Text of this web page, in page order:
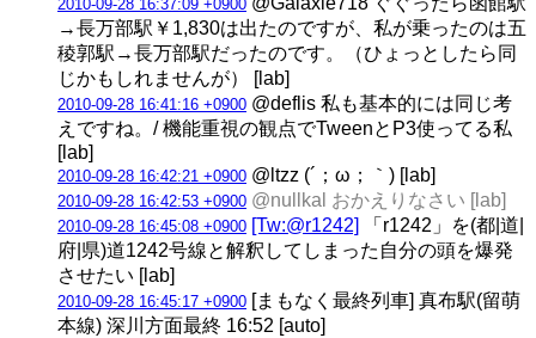
2010-09-28 16:37:09 +0900
→長万部駅￥1,830は出たのですが、私が乗ったのは五
稜郭駅→長万部駅だったのです。（ひょっとしたら同
じかもしれませんが） [lab]
2010-09-28 16:41:16 +0900 @deflis 私も基本的には同じ考
えですね。/ 機能重視の観点でTweenとP3使ってる私
[lab]
2010-09-28 16:42:21 +0900 @ltzz (´；ω；｀) [lab]
2010-09-28 16:42:53 +0900 @nullkal おかえりなさい [lab]
2010-09-28 16:45:08 +0900 [Tw:@r1242]
「r1242」を(都|道|
府|県)道1242号線と解釈してしまった自分の頭を爆発
させたい [lab]
2010-09-28 16:45:17 +0900 [まもなく最終列車] 真布駅(留萌
本線) 深川方面最終 16:52 [auto]